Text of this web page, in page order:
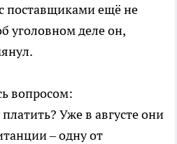
поставщиками ещё не
уголовном деле он,
вопросом:
Уже в августе они
– одну от